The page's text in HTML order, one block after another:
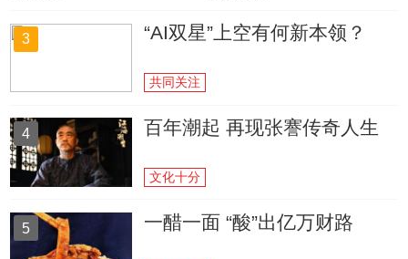
3 “AI双星”上空有何新本领？
共同关注
4 百年潮起 再现张謇传奇人生
文化十分
5 一醋一面 “酸”出亿万财路